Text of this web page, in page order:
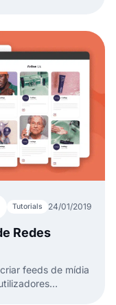
Tutorials 24/01/2019
Redes
feeds de mídia